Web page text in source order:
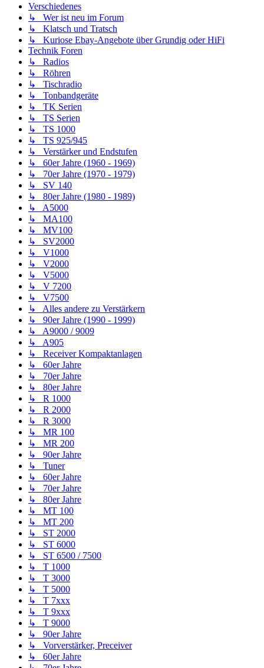
Verschiedenes
↳ Wer ist neu im Forum
↳ Klatsch und Tratsch
↳ Kuriose Ebay-Angebote über Grundig oder HiFi
Technik Foren
↳ Radios
↳ Röhren
↳ Tischradio
↳ Tonbandgeräte
↳ TK Serien
↳ TS Serien
↳ TS 1000
↳ TS 925/945
↳ Verstärker und Endstufen
↳ 60er Jahre (1960 - 1969)
↳ 70er Jahre (1970 - 1979)
↳ SV 140
↳ 80er Jahre (1980 - 1989)
↳ A5000
↳ MA100
↳ MV100
↳ SV2000
↳ V1000
↳ V2000
↳ V5000
↳ V 7200
↳ V7500
↳ Alles andere zu Verstärkern
↳ 90er Jahre (1990 - 1999)
↳ A9000 / 9009
↳ A905
↳ Receiver Kompaktanlagen
↳ 60er Jahre
↳ 70er Jahre
↳ 80er Jahre
↳ R 1000
↳ R 2000
↳ R 3000
↳ MR 100
↳ MR 200
↳ 90er Jahre
↳ Tuner
↳ 60er Jahre
↳ 70er Jahre
↳ 80er Jahre
↳ MT 100
↳ MT 200
↳ ST 2000
↳ ST 6000
↳ ST 6500 / 7500
↳ T 1000
↳ T 3000
↳ T 5000
↳ T 7xxx
↳ T 9xxx
↳ T 9000
↳ 90er Jahre
↳ Vorverstärker, Preceiver
↳ 60er Jahre